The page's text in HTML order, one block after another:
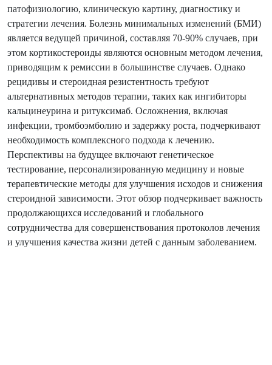
патофизиологию, клиническую картину, диагностику и
стратегии лечения. Болезнь минимальных изменений (БМИ)
является ведущей причиной, составляя 70-90% случаев, при
этом кортикостероиды являются основным методом лечения,
приводящим к ремиссии в большинстве случаев. Однако
рецидивы и стероидная резистентность требуют
альтернативных методов терапии, таких как ингибиторы
кальцинеурина и ритуксимаб. Осложнения, включая
инфекции, тромбоэмболию и задержку роста, подчеркивают
необходимость комплексного подхода к лечению.
Перспективы на будущее включают генетическое
тестирование, персонализированную медицину и новые
терапевтические методы для улучшения исходов и снижения
стероидной зависимости. Этот обзор подчеркивает важность
продолжающихся исследований и глобального
сотрудничества для совершенствования протоколов лечения
и улучшения качества жизни детей с данным заболеванием.